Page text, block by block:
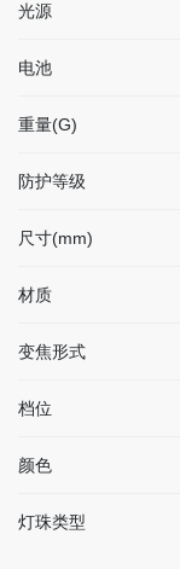
光源
电池
重量(G)
防护等级
尺寸(mm)
材质
变焦形式
档位
颜色
灯珠类型